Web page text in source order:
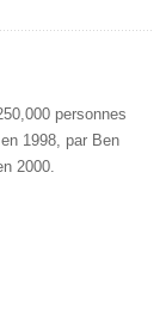
personnes
1998, par Ben
2000.